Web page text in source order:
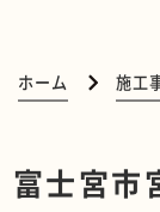
ホーム 施工
富士宮